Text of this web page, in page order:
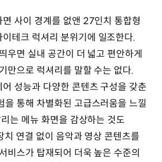
사이 경계를 없앤 27인치 통합형
테크 럭셔리 분위기에 일조한다.
우면 실내 공간이 더 넓고 편안하게
만으로 럭셔리를 말할 수는 없다.
성능과 다양한 콘텐츠 구성을 갖춘
을 통해 차별화된 고급스러움을 느낄
는 메뉴 화면을 감상하는 것도
치 연결 없이 음악과 영상 콘텐츠를
비스가 탑재되어 더욱 높은 수준의